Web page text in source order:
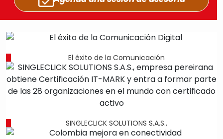
El éxito de la Comunicación
SINGLECLICK SOLUTIONS S.A.S.,